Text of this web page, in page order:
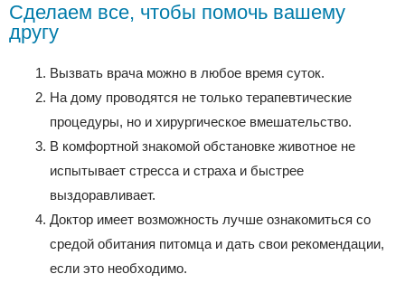
Сделаем все, чтобы помочь вашему
другу
Вызвать врача можно в любое время суток.
На дому проводятся не только терапевтические
процедуры, но и хирургическое вмешательство.
В комфортной знакомой обстановке животное не
испытывает стресса и страха и быстрее
выздоравливает.
Доктор имеет возможность лучше ознакомиться со
средой обитания питомца и дать свои рекомендации,
если это необходимо.